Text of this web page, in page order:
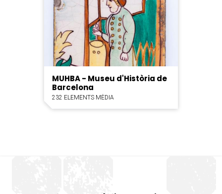
MUHBA - Museu d'Història de
Barcelona
232 ELEMENTS MÈDIA